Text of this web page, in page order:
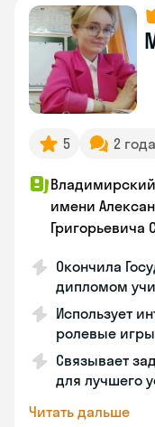
5 2
имени
Григорьевича
Окончила
дипломом
Использует
ролевые
Связывает
для лучшего
Читать дальше